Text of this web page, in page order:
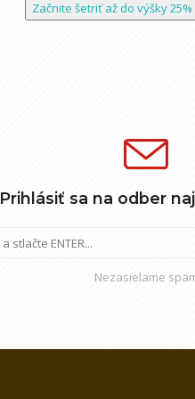
Začnite šetriť až do výšky
Prihlásiť sa na odber
Nezasielame